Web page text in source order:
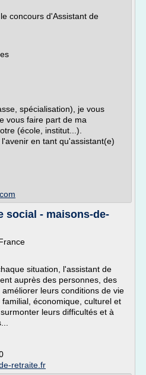
concours d'Assistant de
spécialisation), je vous
vous faire part de ma
(école, institut...).
en tant qu'assistant(e)
social - maisons-de-
situation, l'assistant de
auprès des personnes, des
leurs conditions de vie
économique, culturel et
leurs difficultés et à
retraite.fr